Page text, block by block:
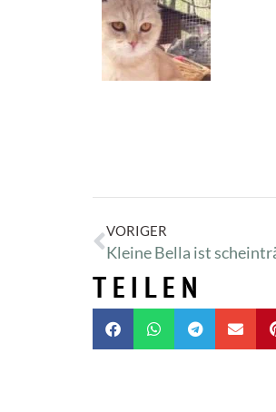
VORIGER
Kleine Bella ist
TEILEN